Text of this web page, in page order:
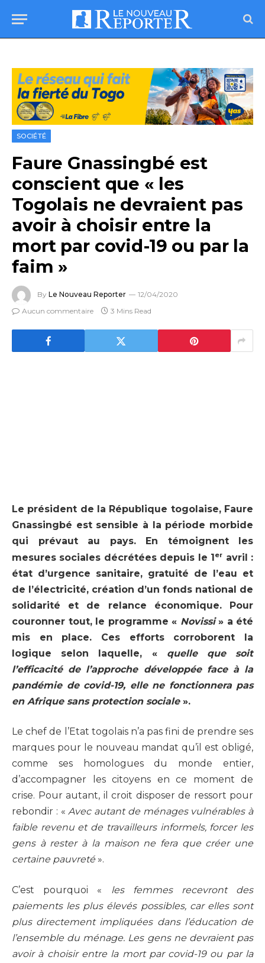
SOCIÉTÉ
Faure Gnassingbé est
conscient que « les
Togolais ne devraient pas
avoir à choisir entre la
mort par covid-19 ou par la
faim »
By Le Nouveau Reporter
12/04/2020
Aucun commentaire
3 Mins Read
Le président de la République togolaise, Faure
Gnassingbé est sensible à la période morbide
qui prévaut au pays. En témoignent les
mesures sociales décrétées depuis le 1er avril :
état d’urgence sanitaire, gratuité de l’eau et
de l’électricité, création d’un fonds national de
solidarité et de relance économique. Pour
couronner tout, le programme « Novissi» a été
mis en place. Ces efforts corroborent la
logique selon laquelle, « quelle que soit
l’efficacité de l’approche développée face à la
pandémie de covid-19, elle ne fonctionnera pas
en Afrique sans protection sociale».
Le chef de l’Etat togolais n’a pas fini de prendre ses
marques pour le nouveau mandat qu’il est obligé,
comme ses homologues du monde entier,
d’accompagner les citoyens en ce moment de
crise. Pour autant, il croit disposer de ressort pour
rebondir : «Avec autant de ménages vulnérables à
faible revenu et de travailleurs informels, forcer les
gens à rester à la maison ne fera que créer une
certaine pauvreté ».
C’est pourquoi «
les femmes recevront des
paiements les plus élevés possibles, car elles sont
plus directement impliquées dans l’éducation de
l’ensemble du ménage. Les gens ne devraient pas
avoir à choisir entre la mort par covid-19 ou par la